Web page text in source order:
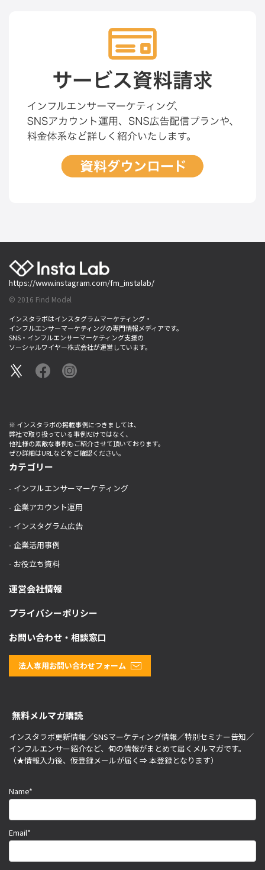
https://www.instagram.com/fm_instalab/
© 2016 Find Model
インスタラボはインスタグラムマーケティング・
インフルエンサーマーケティングの専門情報メディアです。
SNS・インフルエンサーマーケティング支援の
ソーシャルワイヤー株式会社が運営しています。
※ インスタラボの掲載事例につきましては、
弊社で取り扱っている事例だけではなく、
他社様の素敵な事例もご紹介させて頂いております。
ぜひ詳細はURLなどをご確認ください。
カテゴリー
- インフルエンサーマーケティング
- 企業アカウント運用
- インスタグラム広告
- 企業活用事例
- お役立ち資料
運営会社情報
プライバシーポリシー
お問い合わせ・相談窓口
法人専用お問い合わせフォーム
無料メルマガ購読
インスタラボ更新情報／SNSマーケティング情報／特別セミナー告知／
インフルエンサー紹介など、旬の情報がまとめて届くメルマガです。
（★情報入力後、仮登録メールが届く⇒ 本登録となります）
Name*
Email*